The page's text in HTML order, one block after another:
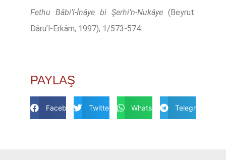
Fethu Bâbi’l-İnâye bi Şerhi’n-Nukâye (Beyrut:
Dâru’l-Erkâm, 1997), 1/573-574.
PAYLAŞ
Facebook Twitter Whatsapp Telegram